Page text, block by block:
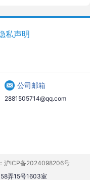
私声明
公司邮箱
2881505714@qq.com
沪ICP备2024098206号
弄15号1603室